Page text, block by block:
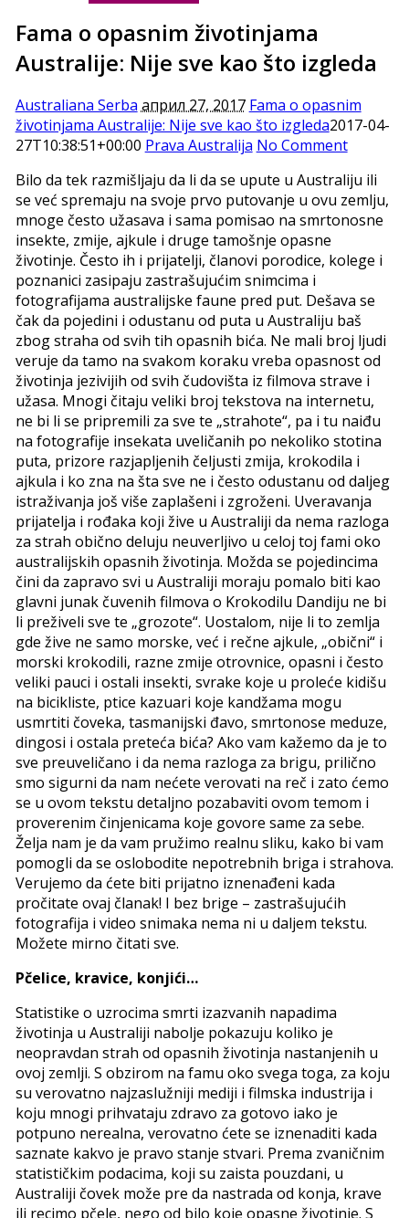
Fama o opasnim životinjama
Australije: Nije sve kao što izgleda
Australiana Serba април 27, 2017 Fama o opasnim
životinjama Australije: Nije sve kao što izgleda2017-04-
27T10:38:51+00:00 Prava Australija No Comment
Bilo da tek razmišljaju da li da se upute u Australiju ili
se već spremaju na svoje prvo putovanje u ovu zemlju,
mnoge često užasava i sama pomisao na smrtonosne
insekte, zmije, ajkule i druge tamošnje opasne
životinje. Često ih i prijatelji, članovi porodice, kolege i
poznanici zasipaju zastrašujućim snimcima i
fotografijama australijske faune pred put. Dešava se
čak da pojedini i odustanu od puta u Australiju baš
zbog straha od svih tih opasnih bića. Ne mali broj ljudi
veruje da tamo na svakom koraku vreba opasnost od
životinja jezivijih od svih čudovišta iz filmova strave i
užasa. Mnogi čitaju veliki broj tekstova na internetu,
ne bi li se pripremili za sve te „strahote“, pa i tu naiđu
na fotografije insekata uveličanih po nekoliko stotina
puta, prizore razjapljenih čeljusti zmija, krokodila i
ajkula i ko zna na šta sve ne i često odustanu od daljeg
istraživanja još više zaplašeni i zgroženi. Uveravanja
prijatelja i rođaka koji žive u Australiji da nema razloga
za strah obično deluju neuverljivo u celoj toj fami oko
australijskih opasnih životinja. Možda se pojedincima
čini da zapravo svi u Australiji moraju pomalo biti kao
glavni junak čuvenih filmova o Krokodilu Dandiju ne bi
li preživeli sve te „grozote“. Uostalom, nije li to zemlja
gde žive ne samo morske, već i rečne ajkule, „obični“ i
morski krokodili, razne zmije otrovnice, opasni i često
veliki pauci i ostali insekti, svrake koje u proleće kidišu
na bicikliste, ptice kazuari koje kandžama mogu
usmrtiti čoveka, tasmanijski đavo, smrtonose meduze,
dingosi i ostala preteća bića? Ako vam kažemo da je to
sve preuveličano i da nema razloga za brigu, prilično
smo sigurni da nam nećete verovati na reč i zato ćemo
se u ovom tekstu detaljno pozabaviti ovom temom i
proverenim činjenicama koje govore same za sebe.
Želja nam je da vam pružimo realnu sliku, kako bi vam
pomogli da se oslobodite nepotrebnih briga i strahova.
Verujemo da ćete biti prijatno iznenađeni kada
pročitate ovaj članak! I bez brige – zastrašujućih
fotografija i video snimaka nema ni u daljem tekstu.
Možete mirno čitati sve.
Pčelice, kravice, konjići…
Statistike o uzrocima smrti izazvanih napadima
životinja u Australiji nabolje pokazuju koliko je
neopravdan strah od opasnih životinja nastanjenih u
ovoj zemlji. S obzirom na famu oko svega toga, za koju
su verovatno najzaslužniji mediji i filmska industrija i
koju mnogi prihvataju zdravo za gotovo iako je
potpuno nerealna, verovatno ćete se iznenaditi kada
saznate kakvo je pravo stanje stvari. Prema zvaničnim
statističkim podacima, koji su zaista pouzdani, u
Australiji čovek može pre da nastrada od konja, krave
ili recimo pčele, nego od bilo koje opasne životinje. S